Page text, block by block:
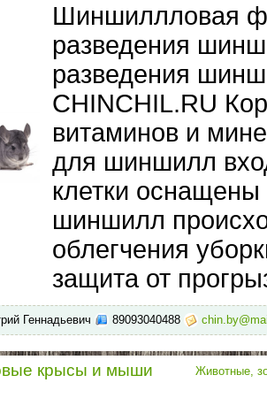
Шиншиллловая
разведения
разведения
CHINCHIL.RU
витаминов и
для шиншилл
клетки
шиншилл
облегчения
защита от
Геннадьевич 89093040488
крысы и мыши Животные,